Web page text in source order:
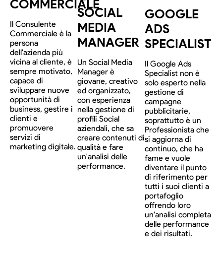
COMMERCIALE
Il Consulente
Commerciale è la
persona
dell'azienda più
vicina al cliente, è
sempre motivato,
capace di
sviluppare nuove
opportunità di
business, gestire i
clienti e
promuovere
servizi di
marketing digitale.
SOCIAL
MEDIA
MANAGER
Un Social Media
Manager è
giovane, creativo
ed organizzato,
con esperienza
nella gestione di
profili Social
aziendali, che sa
creare contenuti di
qualità e fare
un'analisi delle
performance.
GOOGLE
ADS
SPECIALIST
Il Google Ads
Specialist non è
solo esperto nella
gestione di
campagne
pubblicitarie,
soprattutto è un
Professionista che
si aggiorna di
continuo, che ha
fame e vuole
diventare il punto
di riferimento per
tutti i suoi clienti a
portafoglio
offrendo loro
un'analisi completa
delle performance
e dei risultati.